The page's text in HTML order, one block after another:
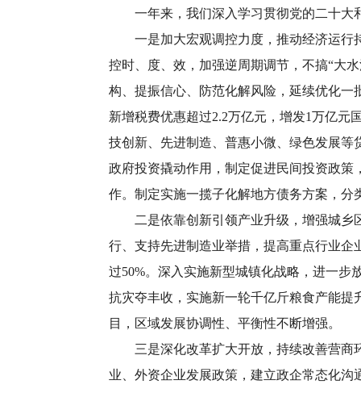
一年来，我们深入学习贯彻党的二十大
一是加大宏观调控力度，推动经济运行持
控时、度、效，加强逆周期调节，不搞“大
构、提振信心、防范化解风险，延续优化
新增税费优惠超过2.2万亿元，增发1万亿元
技创新、先进制造、普惠小微、绿色发展
政府投资撬动作用，制定促进民间投资政
作。制定实施一揽子化解地方债务方案，
二是依靠创新引领产业升级，增强城乡区
行、支持先进制造业举措，提高重点行业
过50%。深入实施新型城镇化战略，进一步
抗灾夺丰收，实施新一轮千亿斤粮食产能
目，区域发展协调性、平衡性不断增强。
三是深化改革扩大开放，持续改善营商环
业、外资企业发展政策，建立政企常态化